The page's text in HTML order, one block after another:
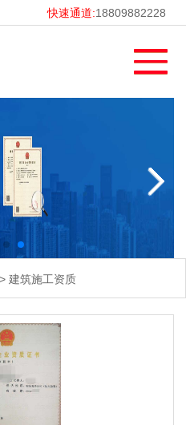
快速通道:18809882228
> 建筑施工资质